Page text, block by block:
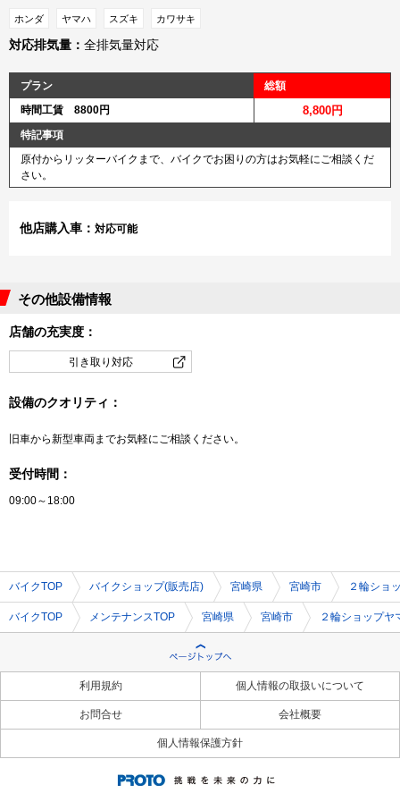
ホンダ ヤマハ スズキ カワサキ
対応排気量： 全排気量対応
プラン
総額
時間工賃 8800円
8,800円
特記事項
原付からリッターバイクまで、バイクでお困りの方はお気軽にご相談くだ
さい。
他店購入車： 対応可能
その他設備情報
店舗の充実度：
引き取り対応
設備のクオリティ：
旧車から新型車両までお気軽にご相談ください。
受付時間：
09:00～18:00
バイクTOP バイクショップ(販売店) 宮崎県 宮崎市 ２輪ショ
バイクTOP メンテナンスTOP 宮崎県 宮崎市 ２輪ショップヤ
利用規約 個人情報の取扱いについて
お問合せ 会社概要
個人情報保護方針